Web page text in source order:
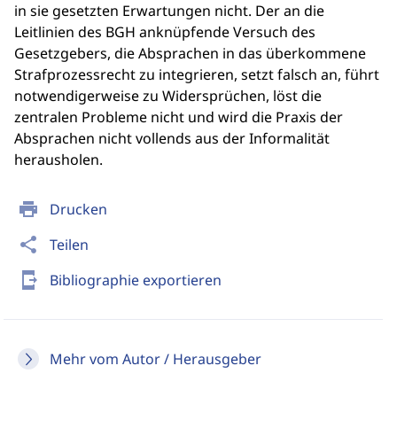
print Drucken
share Teilen
send_to_mobile Bibliographie exportieren
Mehr vom Autor / Herausgeber
in sie gesetzten Erwartungen nicht. Der an die
Leitlinien des BGH anknüpfende Versuch des
Gesetzgebers, die Absprachen in das überkommene
Strafprozessrecht zu integrieren, setzt falsch an, führt
notwendigerweise zu Widersprüchen, löst die
zentralen Probleme nicht und wird die Praxis der
Absprachen nicht vollends aus der Informalität
herausholen.